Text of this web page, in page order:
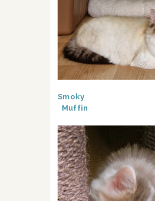
Muffin